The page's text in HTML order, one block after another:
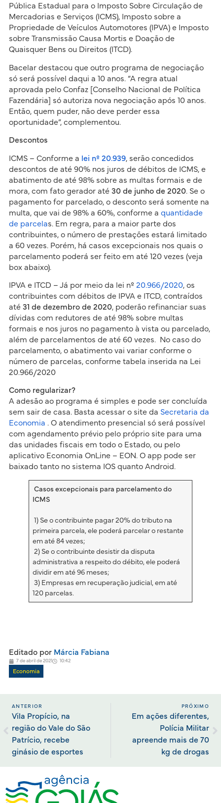
Pública Estadual para o Imposto Sobre Circulação de
Mercadorias e Serviços (ICMS), Imposto sobre a
Propriedade de Veículos Automotores (IPVA) e Imposto
sobre Transmissão Causa Mortis e Doação de
Quaisquer Bens ou Direitos (ITCD).
Bacelar destacou que outro programa de negociação
só será possível daqui a 10 anos. “A regra atual
aprovada pelo Confaz [Conselho Nacional de Política
Fazendária] só autoriza nova negociação após 10 anos.
Então, quem puder, não deve perder essa
oportunidade”, complementou.
Descontos
ICMS – Conforme a lei nº 20.939, serão concedidos
descontos de até 90% nos juros de débitos de ICMS, e
abatimento de até 98% sobre as multas formais e de
mora, com fato gerador até 30 de junho de 2020. Se o
pagamento for parcelado, o desconto será somente na
multa, que vai de 98% a 60%, conforme a quantidade
de parcelas. Em regra, para a maior parte dos
contribuintes, o número de prestações estará limitado
a 60 vezes. Porém, há casos excepcionais nos quais o
parcelamento poderá ser feito em até 120 vezes (veja
box abaixo).
IPVA e ITCD – Já por meio da lei nº 20.966/2020, os
contribuintes com débitos de IPVA e ITCD, contraídos
até 31 de dezembro de 2020, poderão refinanciar suas
dívidas com redutores de até 98% sobre multas
formais e nos juros no pagamento à vista ou parcelado,
além de parcelamentos de até 60 vezes. No caso do
parcelamento, o abatimento vai variar conforme o
número de parcelas, conforme tabela inserida na Lei
20.966/2020
Como regularizar?
A adesão ao programa é simples e pode ser concluída
sem sair de casa. Basta acessar o site da Secretaria da
Economia . O atendimento presencial só será possível
com agendamento prévio pelo próprio site para uma
das unidades fiscais em todo o Estado, ou pelo
aplicativo Economia OnLine – EON. O app pode ser
baixado tanto no sistema IOS quanto Android.
Casos excepcionais para parcelamento do
ICMS
1) Se o contribuinte pagar 20% do tributo na
primeira parcela, ele poderá parcelar o restante
em até 84 vezes;
2) Se o contribuinte desistir da disputa
administrativa a respeito do débito, ele poderá
dividir em até 96 meses;
3) Empresas em recuperação judicial, em até
120 parcelas.
Editado porMárcia Fabiana
7 de abril de 2021 10:42
Economia
ANTERIOR
Vila Propício, na
região do Vale do São
Patrício, recebe
ginásio de esportes
PRÓXIMO
Em ações diferentes,
Polícia Militar
apreende mais de 70
kg de drogas